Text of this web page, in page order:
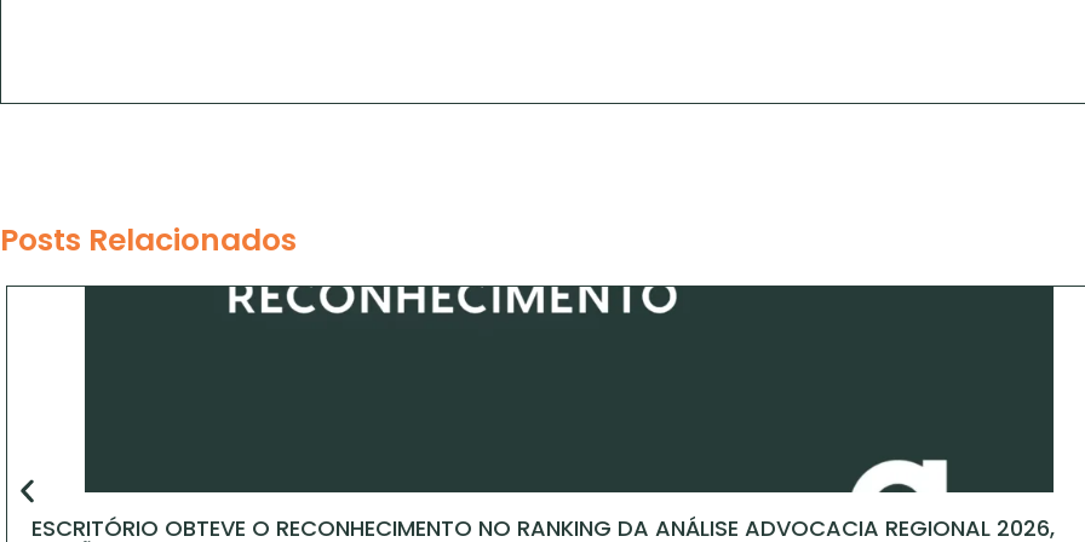
Posts Relacionados
ESCRITÓRIO OBTEVE O RECONHECIMENTO NO RANKING DA ANÁLISE ADVOCACIA REGIONAL 2026,